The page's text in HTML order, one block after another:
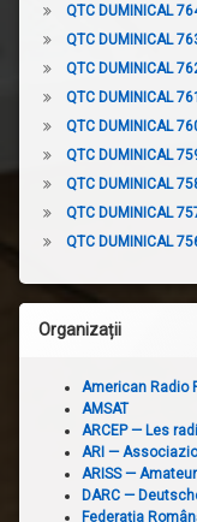
QTC DUMINICAL
QTC DUMINICAL
QTC DUMINICAL
QTC DUMINICAL
QTC DUMINICAL
QTC DUMINICAL
QTC DUMINICAL
QTC DUMINICAL
QTC DUMINICAL
Organizații
American Radio
AMSAT
ARCEP — Les
ARI —
ARISS —
DARC —
Federația